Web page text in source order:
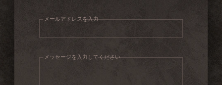
メールアドレスを入力
メッセージを入力してください